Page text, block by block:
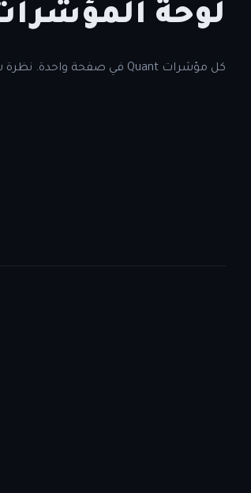
لوحة
كل مؤشرات Quant في صفحة واحدة. نظرة شاملة لحالة البيتكوين الحالية.